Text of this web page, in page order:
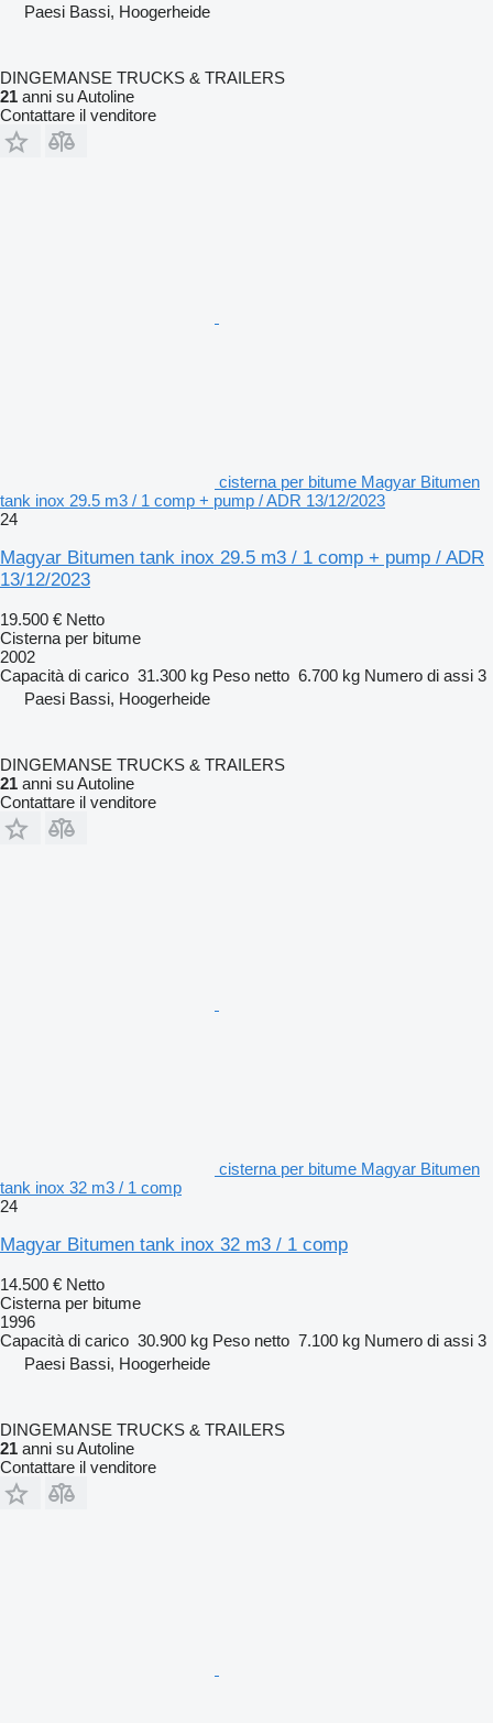
Paesi Bassi, Hoogerheide
DINGEMANSE TRUCKS & TRAILERS
21 anni su Autoline
Contattare il venditore
cisterna per bitume Magyar Bitumen
tank inox 29.5 m3 / 1 comp + pump / ADR 13/12/2023
24
Magyar Bitumen tank inox 29.5 m3 / 1 comp + pump / ADR
13/12/2023
19.500 € Netto
Cisterna per bitume
2002
Capacità di carico 31.300 kg Peso netto 6.700 kg Numero di assi 3
Paesi Bassi, Hoogerheide
DINGEMANSE TRUCKS & TRAILERS
21 anni su Autoline
Contattare il venditore
cisterna per bitume Magyar Bitumen
tank inox 32 m3 / 1 comp
24
Magyar Bitumen tank inox 32 m3 / 1 comp
14.500 € Netto
Cisterna per bitume
1996
Capacità di carico 30.900 kg Peso netto 7.100 kg Numero di assi 3
Paesi Bassi, Hoogerheide
DINGEMANSE TRUCKS & TRAILERS
21 anni su Autoline
Contattare il venditore